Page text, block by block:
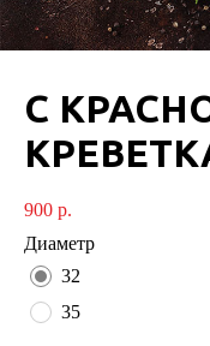
С
900 р.
Диаметр
32
35